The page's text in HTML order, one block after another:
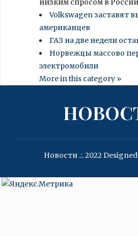
низким спросом в
Volkswagen заставят
американцев
ГАЗ на две недели
Норвежцы массово
электромобили
More in this category »
Новости .:. 2022